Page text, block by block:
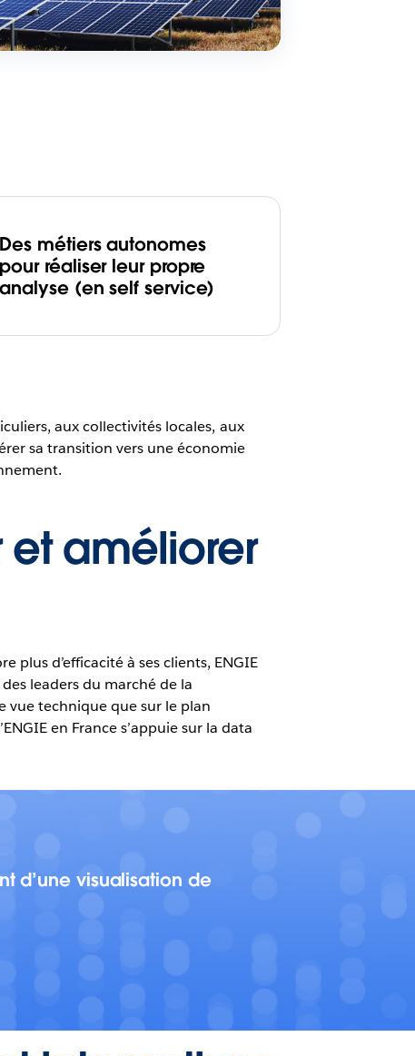
Des métiers autonomes
pour réaliser leur propre
analyse (en self service)
aux collectivités locales, aux
sa transition vers une économie
et améliorer
d’efficacité à ses clients, ENGIE
leaders du marché de la
vue technique que sur le plan
en France s’appuie sur la data
d’une visualisation de